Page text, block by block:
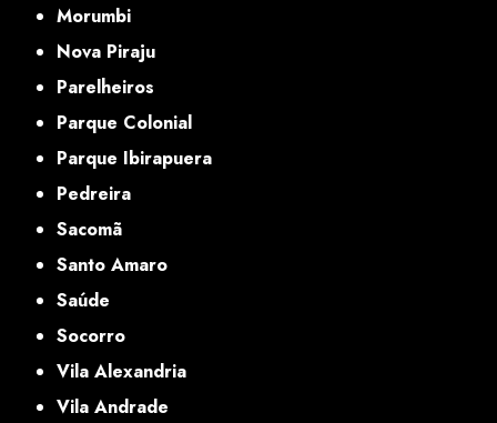
Morumbi
Nova Piraju
Parelheiros
Parque Colonial
Parque Ibirapuera
Pedreira
Sacomã
Santo Amaro
Saúde
Socorro
Vila Alexandria
Vila Andrade